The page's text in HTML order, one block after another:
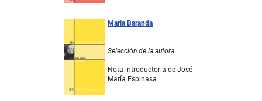
María Baranda
Selección de la autora
Nota introductoria de José
María Espinasa